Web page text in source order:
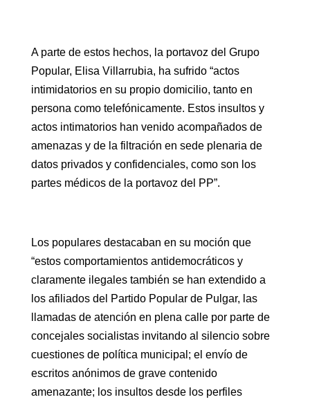
A parte de estos hechos, la portavoz del Grupo
Popular, Elisa Villarrubia, ha sufrido “actos
intimidatorios en su propio domicilio, tanto en
persona como telefónicamente. Estos insultos y
actos intimatorios han venido acompañados de
amenazas y de la filtración en sede plenaria de
datos privados y confidenciales, como son los
partes médicos de la portavoz del PP”.
Los populares destacaban en su moción que
“estos comportamientos antidemocráticos y
claramente ilegales también se han extendido a
los afiliados del Partido Popular de Pulgar, las
llamadas de atención en plena calle por parte de
concejales socialistas invitando al silencio sobre
cuestiones de política municipal; el envío de
escritos anónimos de grave contenido
amenazante; los insultos desde los perfiles